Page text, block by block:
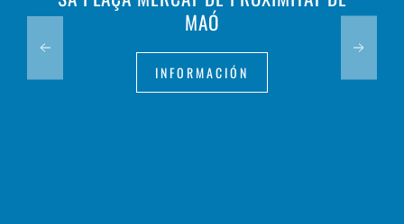
MAÓ
INFORMACIÓN